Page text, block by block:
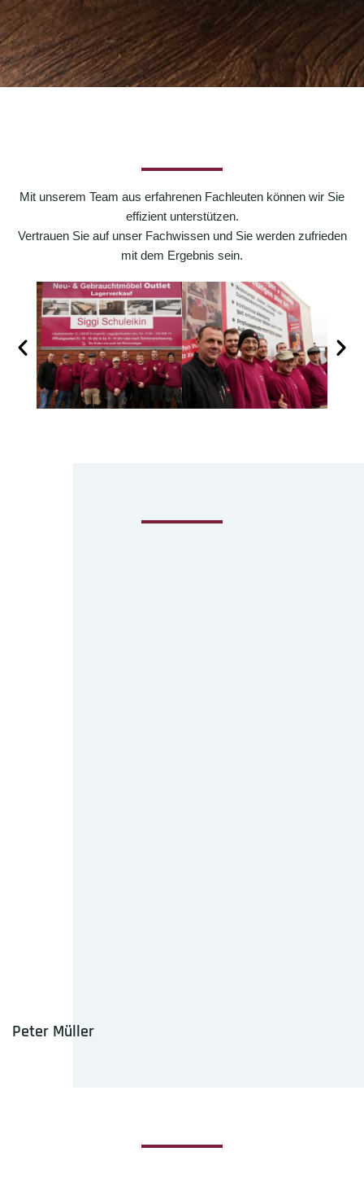
Mit unserem Team aus erfahrenen Fachleuten können wir Sie
effizient unterstützen.
Vertrauen Sie auf unser Fachwissen und Sie werden zufrieden
mit dem Ergebnis sein.
Peter Müller